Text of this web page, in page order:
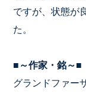
ですが、状態が
た。
■～作家・銘～■
グランドファー